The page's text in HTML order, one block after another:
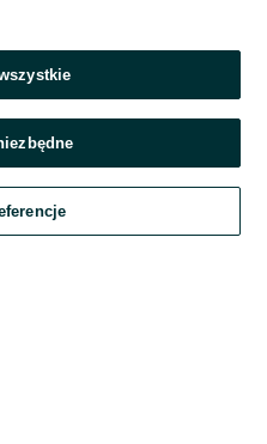
się
z dostawców wskazanych powyżej,
w jego aktualnym brzmieniu.